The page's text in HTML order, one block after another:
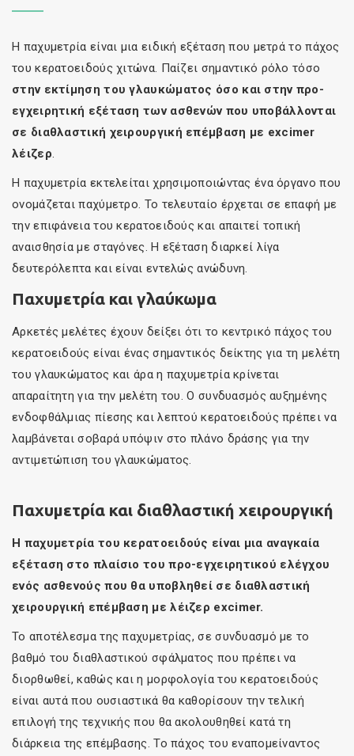
Η παχυμετρία είναι μια ειδική εξέταση που μετρά το πάχος
του κερατοειδούς χιτώνα. Παίζει σημαντικό ρόλο τόσο
στην εκτίμηση του γλαυκώματος όσο και στην προ-
εγχειρητική εξέταση των ασθενών που υποβάλλονται
σε διαθλαστική χειρουργική επέμβαση με excimer
λέιζερ.
Η παχυμετρία εκτελείται χρησιμοποιώντας ένα όργανο που
ονομάζεται παχύμετρο. Το τελευταίο έρχεται σε επαφή με
την επιφάνεια του κερατοειδούς και απαιτεί τοπική
αναισθησία με σταγόνες. Η εξέταση διαρκεί λίγα
δευτερόλεπτα και είναι εντελώς ανώδυνη.
Παχυμετρία και γλαύκωμα
Αρκετές μελέτες έχουν δείξει ότι το κεντρικό πάχος του
κερατοειδούς είναι ένας σημαντικός δείκτης για τη μελέτη
του γλαυκώματος και άρα η παχυμετρία κρίνεται
απαραίτητη για την μελέτη του. Ο συνδυασμός αυξημένης
ενδοφθάλμιας πίεσης και λεπτού κερατοειδούς πρέπει να
λαμβάνεται σοβαρά υπόψιν στο πλάνο δράσης για την
αντιμετώπιση του γλαυκώματος.
Παχυμετρία και διαθλαστική χειρουργική
Η παχυμετρία του κερατοειδούς είναι μια αναγκαία
εξέταση στο πλαίσιο του προ-εγχειρητικού ελέγχου
ενός ασθενούς που θα υποβληθεί σε διαθλαστική
χειρουργική επέμβαση με λέιζερ excimer.
Το αποτέλεσμα της παχυμετρίας, σε συνδυασμό με το
βαθμό του διαθλαστικού σφάλματος που πρέπει να
διορθωθεί, καθώς και η μορφολογία του κερατοειδούς
είναι αυτά που ουσιαστικά θα καθορίσουν την τελική
επιλογή της τεχνικής που θα ακολουθηθεί κατά τη
διάρκεια της επέμβασης. Το πάχος του εναπομείναντος